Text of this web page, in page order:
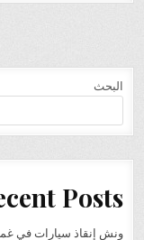
البحث
Posts
ونش إنقاذ سيارات في